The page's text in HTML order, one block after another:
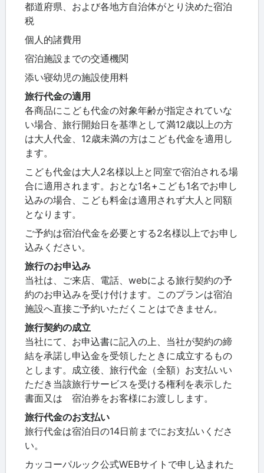
都道府県、および各地方自治体がとり決めた宿泊
税
個人的諸費用
宿泊施設までの交通機関
添い寝幼児の施設使用料
旅行代金の適用
各商品にこども代金の対象年齢が指定されていな
い場合、旅行開始日を基準として満12歳以上の方
は大人代金、12歳未満の方はこども代金を適用し
ます。
こども代金は大人2名様以上と同室で宿泊される場
合に適用されます。おとな1名+こども1名でお申し
込みの場合、こども料金は適用されず大人と同額
となります。
ご予約は宿泊代金を必要とする2名様以上でお申し
込みください。
旅行のお申込み
当社は、ご来店、電話、webによる旅行契約の予
約のお申込みを受け付けます。このプランは宿泊
施設へ直接ご予約いただくことはできません。
旅行契約の成立
当社にて、お申込書に記入の上、当社が契約の締
結を承諾し申込金を受領したときに成立するもの
とします。成立後、旅行代金（全額）お支払いい
ただき当該旅行サービスを受ける権利を表示した
書面又は 宿泊券をお客様にお渡しします。
旅行代金のお支払い
旅行代金は宿泊日の14日前までにお支払いくださ
い。
カッコーパルック公式WEBサイトで申し込まれた